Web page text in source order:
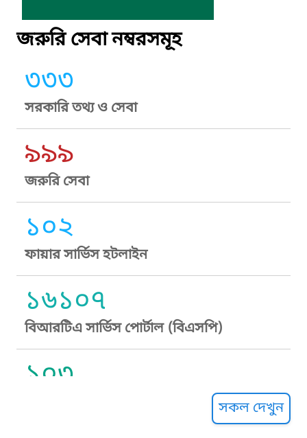
জরুরি সেবা নম্বরসমূহ
৩৩৩
সরকারি তথ্য ও সেবা
৯৯৯
জরুরি সেবা
১০২
ফায়ার সার্ভিস হটলাইন
১৬১০৭
বিআরটিএ সার্ভিস পোর্টাল (বিএসপি)
১০৩
সকল দেখুন